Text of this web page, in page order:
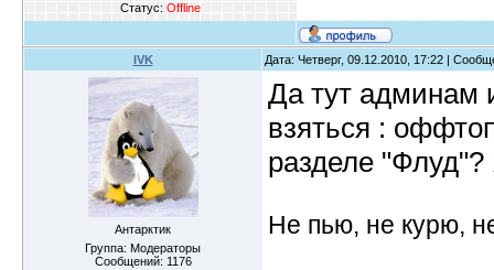
Статус: Offline
IVK Дата: Четверг, 09.12.2010, 17:22 |
Антарктик
Группа: Модераторы
Сообщений: 1176
Да тут админам
взяться :
разделе
Не пью, не курю,